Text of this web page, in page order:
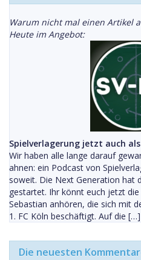
Warum nicht mal einen Artikel
Heute im Angebot:
Spielverlagerung jetzt auch
Wir haben alle lange darauf
ahnen: ein Podcast von
soweit. Die Next Generation hat
gestartet. Ihr könnt euch jetzt
Sebastian anhören, die sich mit
1. FC Köln beschäftigt. Auf die […]
Die neuesten